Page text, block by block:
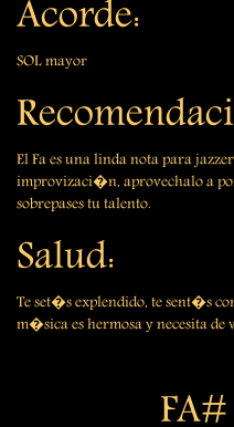
Acorde:
SOL mayor
El Fa es una linda nota para
improvizaci�n, aprovechalo a
sobrepases tu talento.
Salud:
Te set�s explendido, te sent�s
m�sica es hermosa y necesita de